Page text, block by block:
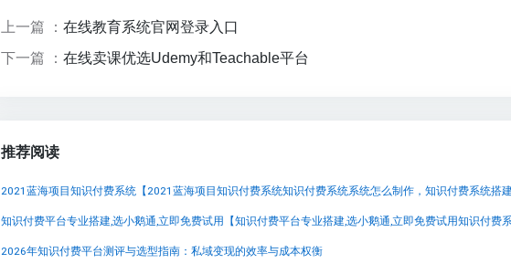
上一篇 ： 在线教育系统官网登录入口
下一篇 ： 在线卖课优选Udemy和Teachable平台
推荐阅读
2026年知识付费平台测评与选型指南：私域变现的效率与成本权衡